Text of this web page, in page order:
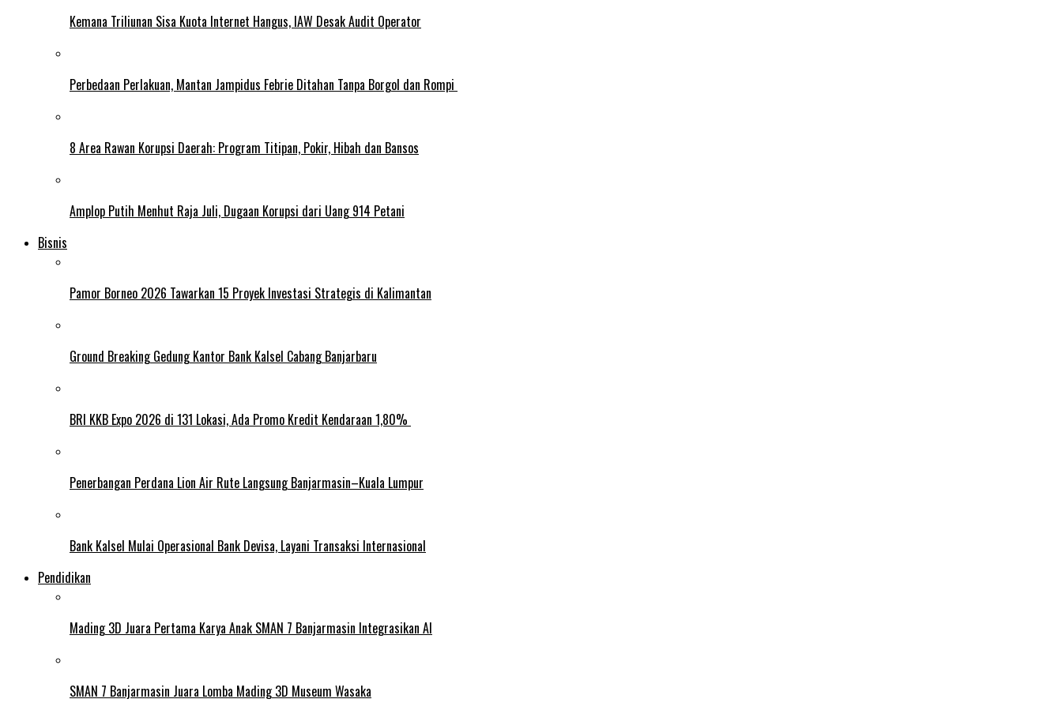
Kemana Triliunan Sisa Kuota Internet Hangus, IAW Desak Audit Operator
Perbedaan Perlakuan, Mantan Jampidus Febrie Ditahan Tanpa Borgol dan Rompi
8 Area Rawan Korupsi Daerah: Program Titipan, Pokir, Hibah dan Bansos
Amplop Putih Menhut Raja Juli, Dugaan Korupsi dari Uang 914 Petani
Bisnis
Pamor Borneo 2026 Tawarkan 15 Proyek Investasi Strategis di Kalimantan
Ground Breaking Gedung Kantor Bank Kalsel Cabang Banjarbaru
BRI KKB Expo 2026 di 131 Lokasi, Ada Promo Kredit Kendaraan 1,80%
Penerbangan Perdana Lion Air Rute Langsung Banjarmasin–Kuala Lumpur
Bank Kalsel Mulai Operasional Bank Devisa, Layani Transaksi Internasional
Pendidikan
Mading 3D Juara Pertama Karya Anak SMAN 7 Banjarmasin Integrasikan AI
SMAN 7 Banjarmasin Juara Lomba Mading 3D Museum Wasaka